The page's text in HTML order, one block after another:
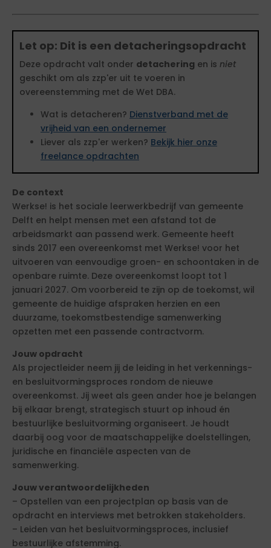
Let op: Dit is een detacheringsopdracht
Deze opdracht valt onder detachering en is niet
geschikt om als zzp'er uit te voeren in
overeenstemming met de Wet DBA.
Wat is detacheren? Dienstverband met de
vrijheid van een ondernemer
Liever als zzp'er werken? Bekijk hier onze
freelance opdrachten
De context
Werkse! is het sociale leerwerkbedrijf van gemeente
Delft en helpt mensen met een afstand tot de
arbeidsmarkt aan passend werk. Gemeente heeft
sinds 2017 een overeenkomst met Werkse! voor het
uitvoeren van eenvoudige groen- en schoontaken in de
openbare ruimte. Deze overeenkomst loopt tot 1
januari 2027. Om voorbereid te zijn op de toekomst, wil
gemeente de huidige afspraken herzien en een
duurzame, toekomstbestendige samenwerking
opzetten met een passende contractvorm.
Jouw opdracht
Als projectleider neem jij de leiding in het verkennings-
en besluitvormingsproces rondom de nieuwe
overeenkomst. Jij weet als geen ander hoe je belangen
bij elkaar brengt, strategisch stuurt op inhoud én
bestuurlijke besluitvorming organiseert. Je houdt
daarbij oog voor de maatschappelijke doelstellingen,
juridische en financiële aspecten van de
samenwerking.
Jouw verantwoordelijkheden
– Opstellen van een projectplan op basis van de
opdracht en interviews met betrokken stakeholders.
– Leiden van het besluitvormingsproces, inclusief
bestuurlijke afstemming.